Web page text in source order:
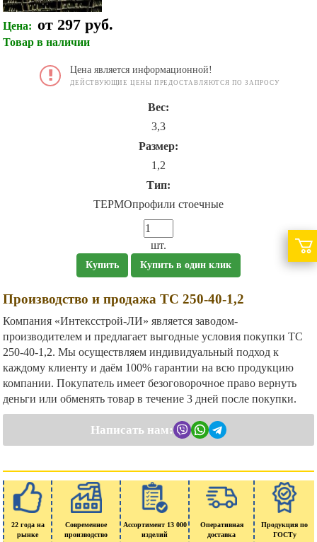
Цена: от 297 руб.
Товар в наличии
Цена является информационной!
ДЕЙСТВУЮЩИЕ ЦЕНЫ ПРЕДОСТАВЛЯЮТСЯ ПО ЗАПРОСУ
Вес:
3,3
Размер:
1,2
Тип:
ТЕРМОпрофили стоечные
шт.
Купить Купить в один клик
Производство и продажа ТС 250-40-1,2
Компания «Интексстрой-ЛИ» является заводом-
производителем и предлагает выгодные условия покупки ТС
250-40-1,2. Мы осуществляем индивидуальный подход к
каждому клиенту и даём 100% гарантии на всю продукцию
компании. Покупатель имеет безоговорочное право вернуть
деньги или обменять товар в течение 3 дней после покупки.
Написать нам:
22 года на
рынке
Современное
производство
Ассортимент 13 000
изделий
Оперативная
доставка
Продукция по
ГОСТу